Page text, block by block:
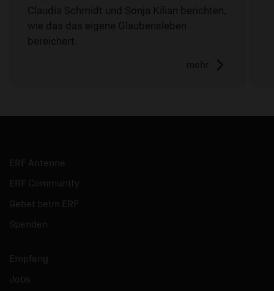
Claudia Schmidt und Sonja Kilian berichten,
wie das das eigene Glaubensleben
bereichert.
mehr
ERF Antenne
ERF Community
Gebet beim ERF
Spenden
Empfang
Jobs